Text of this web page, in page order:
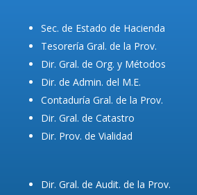
Sec. de Estado de Hacienda
Tesorería Gral. de la Prov.
Dir. Gral. de Org. y Métodos
Dir. de Admin. del M.E.
Contaduría Gral. de la Prov.
Dir. Gral. de Catastro
Dir. Prov. de Vialidad
Dir. Gral. de Audit. de la Prov.